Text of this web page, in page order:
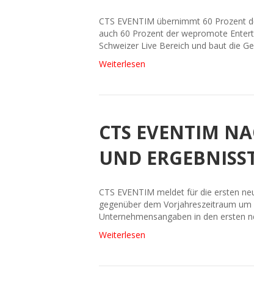
CTS EVENTIM übernimmt 60 Prozent
auch 60 Prozent der wepromote
Schweizer Live Bereich und baut die
Weiterlesen
CTS EVENTIM
UND
CTS EVENTIM meldet für die ersten
gegenüber dem Vorjahreszeitraum
Unternehmensangaben in den ersten
Weiterlesen